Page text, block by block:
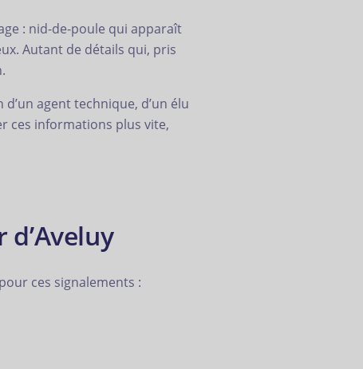
: nid-de-poule qui apparaît
Autant de détails qui, pris
agent technique, d’un élu
ces informations plus vite,
ces signalements :